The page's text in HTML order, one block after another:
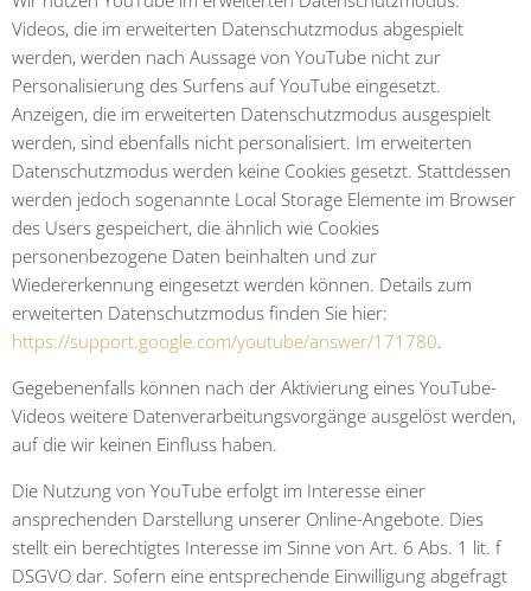
Videos, die im erweiterten Datenschutzmodus abgespielt
werden, werden nach Aussage von YouTube nicht zur
Personalisierung des Surfens auf YouTube eingesetzt.
Anzeigen, die im erweiterten Datenschutzmodus ausgespielt
werden, sind ebenfalls nicht personalisiert. Im erweiterten
Datenschutzmodus werden keine Cookies gesetzt. Stattdessen
werden jedoch sogenannte Local Storage Elemente im Browser
des Users gespeichert, die ähnlich wie Cookies
personenbezogene Daten beinhalten und zur
Wiedererkennung eingesetzt werden können. Details zum
erweiterten Datenschutzmodus finden Sie hier:
https://support.google.com/youtube/answer/171780.
Gegebenenfalls können nach der Aktivierung eines YouTube-
Videos weitere Datenverarbeitungsvorgänge ausgelöst werden,
auf die wir keinen Einfluss haben.
Die Nutzung von YouTube erfolgt im Interesse einer
ansprechenden Darstellung unserer Online-Angebote. Dies
stellt ein berechtigtes Interesse im Sinne von Art. 6 Abs. 1 lit. f
DSGVO dar. Sofern eine entsprechende Einwilligung abgefragt